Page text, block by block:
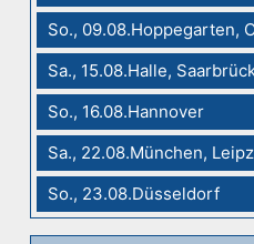
So., 09.08.Hoppegarten,
Sa., 15.08.Halle,
So., 16.08.Hannover
Sa., 22.08.München,
So., 23.08.Düsseldorf